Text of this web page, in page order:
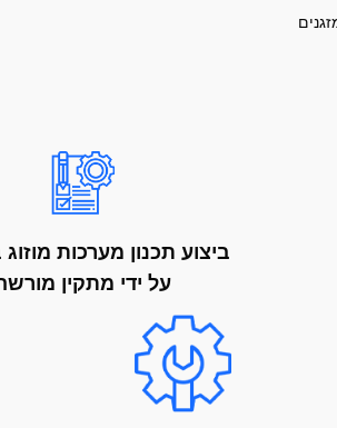
ביצוע תכנון מערכות
על ידי מתקין